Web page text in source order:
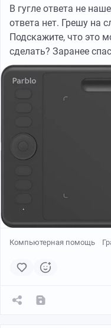
воспалению,
малейшей
руки, ноги, пах, под
Насчет голода. На
определенной
Пустой желудок
естественные
автоматом на
будет меньше шанс
5. Алкоголь;
начинается попойка
В гугле ответа не
ответа нет. Грешу на
Подскажите, что это
сделать? Заранее
Компьютерная помощь